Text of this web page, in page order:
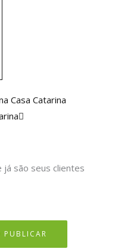
Casa Catarina
Próximo
já são seus clientes
PUBLICAR